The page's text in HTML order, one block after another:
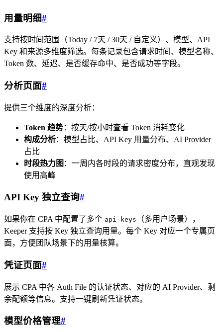
用量明细#
支持按时间范围（Today / 7天 / 30天 / 自定义）、模型、API
Key 和来源多维度筛选。每条记录包含请求时间、模型名称、
Token 数、延迟、是否缓存命中、是否成功等字段。
分析页面#
提供三个维度的深度分析：
Token 趋势：按天/按小时查看 Token 消耗变化
构成分析：模型占比、API Key 用量分布、AI Provider
占比
时段热力图 ：一周内各时段的请求密度分布，直观发现
使用高峰
API Key 独立查询#
如果你在 CPA 中配置了多个 api-keys
（多用户场景），
Keeper 支持按 Key 独立查询用量。每个 Key 对应一个专属页
面，方便团队场景下的用量核算。
凭证页面#
展示 CPA 中各 Auth File 的认证状态、对应的 AI Provider、剩
余配额等信息。支持一键刷新凭证状态。
模型价格管理#